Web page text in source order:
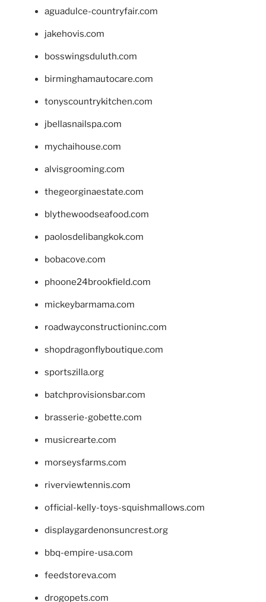
aguadulce-countryfair.com
jakehovis.com
bosswingsduluth.com
birminghamautocare.com
tonyscountrykitchen.com
jbellasnailspa.com
mychaihouse.com
alvisgrooming.com
thegeorginaestate.com
blythewoodseafood.com
paolosdelibangkok.com
bobacove.com
phoone24brookfield.com
mickeybarmama.com
roadwayconstructioninc.com
shopdragonflyboutique.com
sportszilla.org
batchprovisionsbar.com
brasserie-gobette.com
musicrearte.com
morseysfarms.com
riverviewtennis.com
official-kelly-toys-squishmallows.com
displaygardenonsuncrest.org
bbq-empire-usa.com
feedstoreva.com
drogopets.com